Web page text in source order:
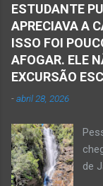
ESTUDANTE
APRECIAVA A
ISSO FOI
AFOGAR. ELE
EXCURSÃO
-abril 28, 2026
de